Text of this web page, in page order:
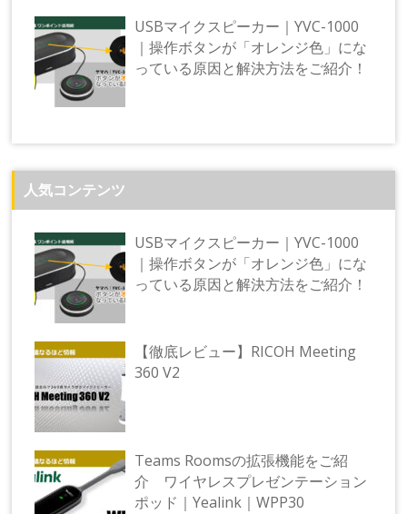
USBマイクスピーカー｜YVC-1000
｜操作ボタンが「オレンジ色」にな
っている原因と解決方法をご紹介！
人気コンテンツ
USBマイクスピーカー｜YVC-1000
｜操作ボタンが「オレンジ色」にな
っている原因と解決方法をご紹介！
【徹底レビュー】RICOH Meeting
360 V2
Teams Roomsの拡張機能をご紹
介 ワイヤレスプレゼンテーション
ポッド｜Yealink｜WPP30